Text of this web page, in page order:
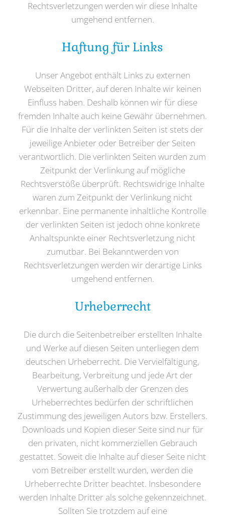
Rechtsverletzungen werden wir diese Inhalte
umgehend entfernen.
Haftung für Links
Unser Angebot enthält Links zu externen
Webseiten Dritter, auf deren Inhalte wir keinen
Einfluss haben. Deshalb können wir für diese
fremden Inhalte auch keine Gewähr übernehmen.
Für die Inhalte der verlinkten Seiten ist stets der
jeweilige Anbieter oder Betreiber der Seiten
verantwortlich. Die verlinkten Seiten wurden zum
Zeitpunkt der Verlinkung auf mögliche
Rechtsverstöße überprüft. Rechtswidrige Inhalte
waren zum Zeitpunkt der Verlinkung nicht
erkennbar. Eine permanente inhaltliche Kontrolle
der verlinkten Seiten ist jedoch ohne konkrete
Anhaltspunkte einer Rechtsverletzung nicht
zumutbar. Bei Bekanntwerden von
Rechtsverletzungen werden wir derartige Links
umgehend entfernen.
Urheberrecht
Die durch die Seitenbetreiber erstellten Inhalte
und Werke auf diesen Seiten unterliegen dem
deutschen Urheberrecht. Die Vervielfältigung,
Bearbeitung, Verbreitung und jede Art der
Verwertung außerhalb der Grenzen des
Urheberrechtes bedürfen der schriftlichen
Zustimmung des jeweiligen Autors bzw. Erstellers.
Downloads und Kopien dieser Seite sind nur für
den privaten, nicht kommerziellen Gebrauch
gestattet. Soweit die Inhalte auf dieser Seite nicht
vom Betreiber erstellt wurden, werden die
Urheberrechte Dritter beachtet. Insbesondere
werden Inhalte Dritter als solche gekennzeichnet.
Sollten Sie trotzdem auf eine